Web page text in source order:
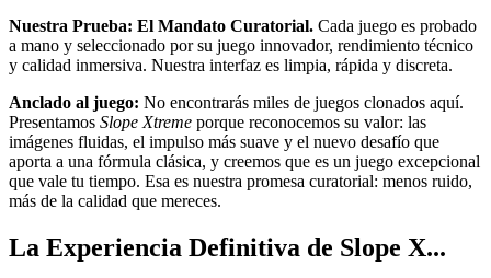
Nuestra Prueba: El Mandato Curatorial. Cada juego es probado
a mano y seleccionado por su juego innovador, rendimiento técnico
y calidad inmersiva. Nuestra interfaz es limpia, rápida y discreta.
Anclado al juego: No encontrarás miles de juegos clonados aquí.
Presentamos Slope Xtreme porque reconocemos su valor: las
imágenes fluidas, el impulso más suave y el nuevo desafío que
aporta a una fórmula clásica, y creemos que es un juego excepcional
que vale tu tiempo. Esa es nuestra promesa curatorial: menos ruido,
más de la calidad que mereces.
La Experiencia Definitiva de Slope X...